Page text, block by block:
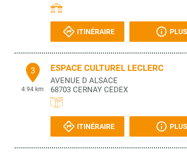
ITINÉRAIRE
3
4.94 km
ESPACE CULTUREL LECLERC
AVENUE D ALSACE
68703 CERNAY CEDEX
ITINÉRAIRE